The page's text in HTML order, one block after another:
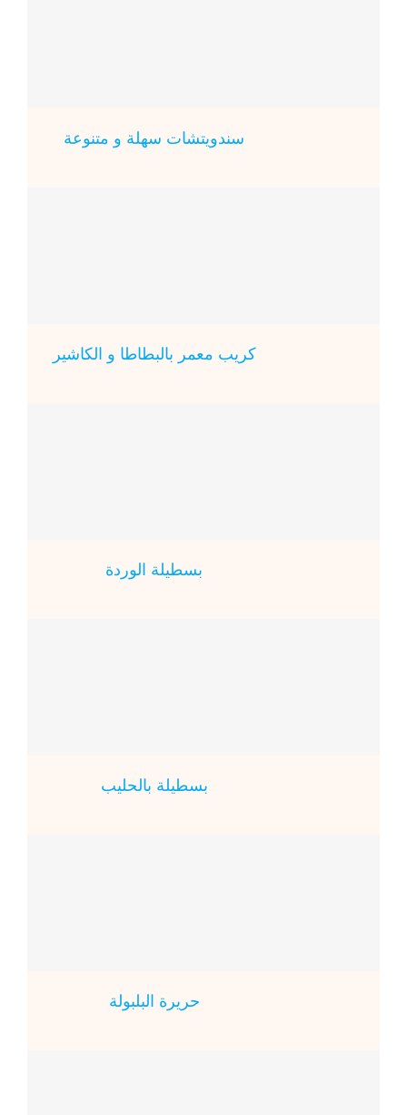
سندويتشات سهلة و متنوعة
كريب معمر بالبطاطا و الكاشير
بسطيلة الوردة
بسطيلة بالحليب
حريرة البلبولة